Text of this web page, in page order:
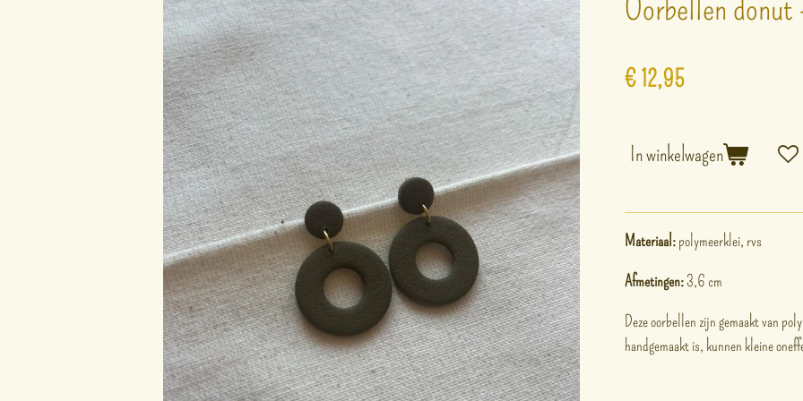
Oorbellen
€ 12,95
In winkelwagen
Materiaal:polymeerklei, rvs
Afmetingen:3,6 cm
Deze oorbellen zijn gemaakt van
handgemaakt is, kunnen kleine